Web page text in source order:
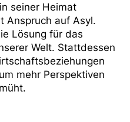
seiner Heimat
Anspruch auf Asyl.
Lösung für das
Welt. Stattdessen
mehr Perspektiven